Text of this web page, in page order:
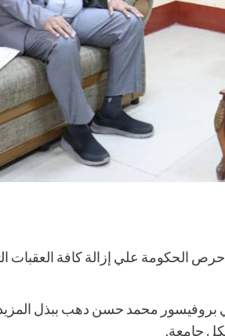
الحكومة علي إزالة كافة العقبات
بروفيسور محمد حسن دهب ببذل
جامعة.